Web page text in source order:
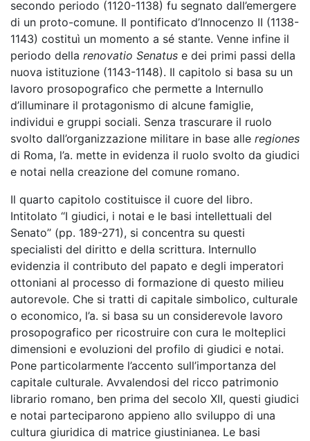
secondo periodo (1120-1138) fu segnato dall’emergere
di un proto-comune. Il pontificato d’Innocenzo II (1138-
1143) costituì un momento a sé stante. Venne infine il
periodo della renovatio Senatus e dei primi passi della
nuova istituzione (1143-1148). Il capitolo si basa su un
lavoro prosopografico che permette a Internullo
d’illuminare il protagonismo di alcune famiglie,
individui e gruppi sociali. Senza trascurare il ruolo
svolto dall’organizzazione militare in base alle regiones
di Roma, l’a. mette in evidenza il ruolo svolto da giudici
e notai nella creazione del comune romano.
Il quarto capitolo costituisce il cuore del libro.
Intitolato ‘‘I giudici, i notai e le basi intellettuali del
Senato’’ (pp. 189-271), si concentra su questi
specialisti del diritto e della scrittura. Internullo
evidenzia il contributo del papato e degli imperatori
ottoniani al processo di formazione di questo milieu
autorevole. Che si tratti di capitale simbolico, culturale
o economico, l’a. si basa su un considerevole lavoro
prosopografico per ricostruire con cura le molteplici
dimensioni e evoluzioni del profilo di giudici e notai.
Pone particolarmente l’accento sull’importanza del
capitale culturale. Avvalendosi del ricco patrimonio
librario romano, ben prima del secolo XII, questi giudici
e notai parteciparono appieno allo sviluppo di una
cultura giuridica di matrice giustinianea. Le basi